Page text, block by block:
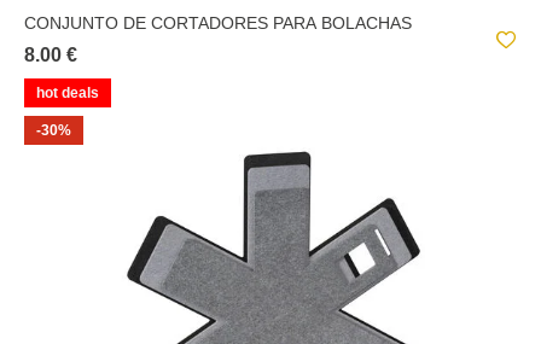
CONJUNTO DE CORTADORES PARA BOLACHAS
8.00 €
hot deals
-30%